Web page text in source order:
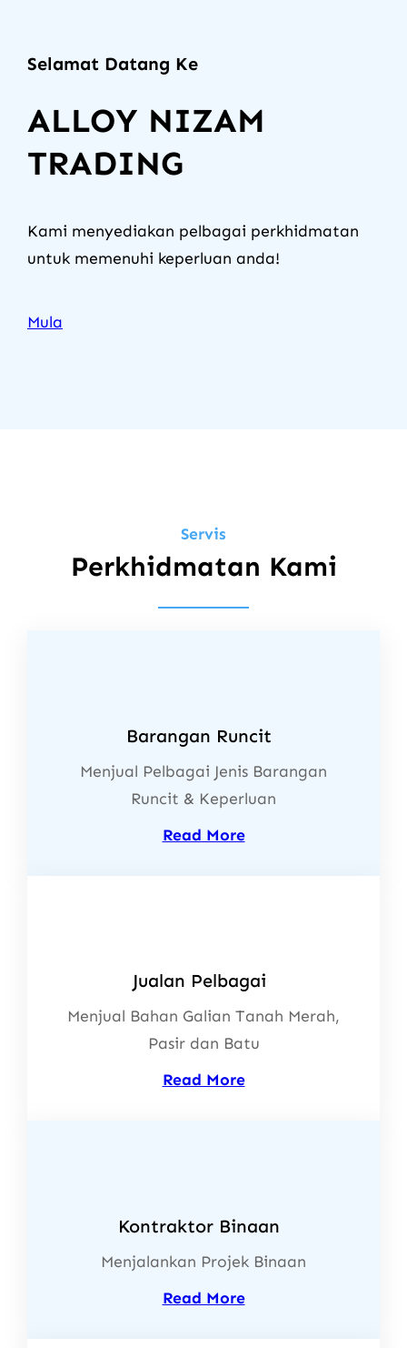
Selamat Datang Ke
ALLOY NIZAM
TRADING
Kami menyediakan pelbagai perkhidmatan
untuk memenuhi keperluan anda!
Mula
Servis
Perkhidmatan Kami
Barangan Runcit
Menjual Pelbagai Jenis Barangan
Runcit & Keperluan
Read More
Jualan Pelbagai
Menjual Bahan Galian Tanah Merah,
Pasir dan Batu
Read More
Kontraktor Binaan
Menjalankan Projek Binaan
Read More